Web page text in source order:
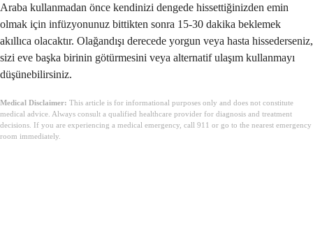
Araba kullanmadan önce kendinizi dengede hissettiğinizden emin
olmak için infüzyonunuz bittikten sonra 15-30 dakika beklemek
akıllıca olacaktır. Olağandışı derecede yorgun veya hasta hissederseniz,
sizi eve başka birinin götürmesini veya alternatif ulaşım kullanmayı
düşünebilirsiniz.
Medical Disclaimer: This article is for informational purposes only and does not constitute
medical advice. Always consult a qualified healthcare provider for diagnosis and treatment
decisions. If you are experiencing a medical emergency, call 911 or go to the nearest emergency
room immediately.